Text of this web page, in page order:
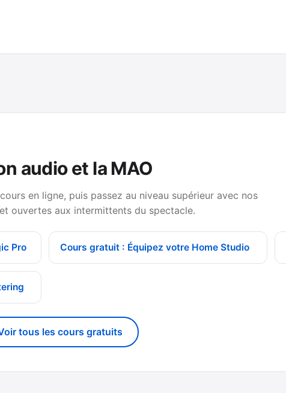
audio et la MAO
en ligne, puis passez au niveau supérieur avec nos
ouvertes aux intermittents du spectacle.
Pro Cours gratuit : Équipez votre Home Studio
tous les cours gratuits